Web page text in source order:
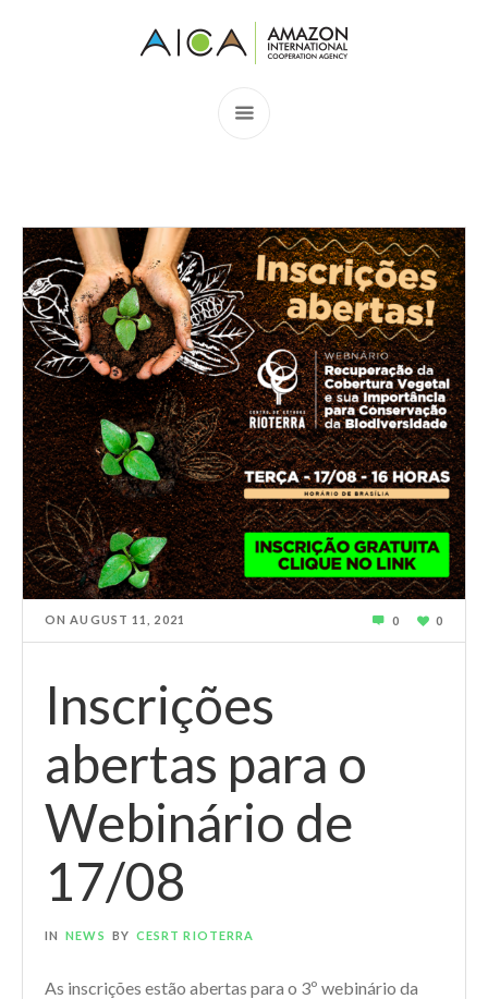
ONAUGUST 11, 2021 0 0
Inscrições
abertas para o
Webinário de
17/08
IN NEWS BY CESRT RIOTERRA
As inscrições estão abertas para o 3º webinário da